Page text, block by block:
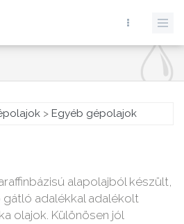
> Egyéb gépolajok
alapolajból készült,
adalékkal adalékolt
olajok. Különösen jól